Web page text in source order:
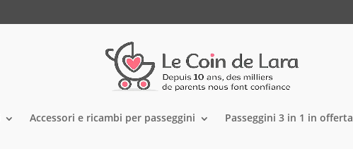
Accessori e ricambi per passeggini Passeggini 3 in 1 in offerta